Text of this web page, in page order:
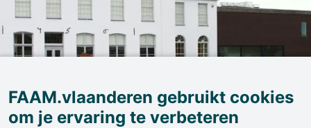
FAAM.vlaanderen gebruikt cookies
om je ervaring te verbeteren